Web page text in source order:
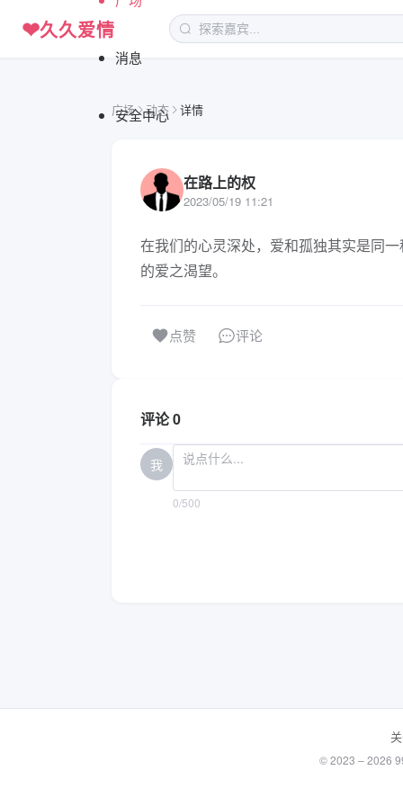
❤久久爱情
消息
安全中心
广场 动态 详情
在路上的权
2023/05/19 11:21
在我们的心灵深处，爱和孤独其实是同
的爱之渴望。
点赞 评论
评论 0
我
0/500
© 2023 – 2026